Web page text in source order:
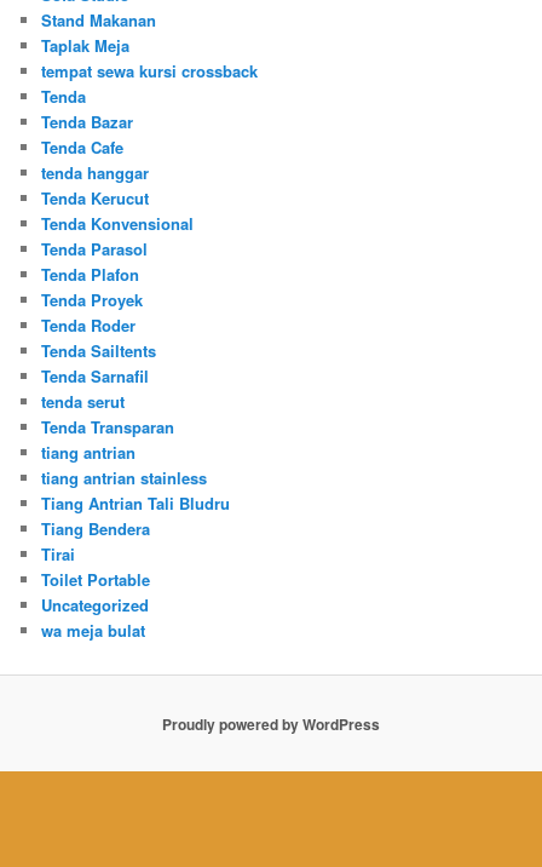
Stand Makanan
Taplak Meja
tempat sewa kursi crossback
Tenda
Tenda Bazar
Tenda Cafe
tenda hanggar
Tenda Kerucut
Tenda Konvensional
Tenda Parasol
Tenda Plafon
Tenda Proyek
Tenda Roder
Tenda Sailtents
Tenda Sarnafil
tenda serut
Tenda Transparan
tiang antrian
tiang antrian stainless
Tiang Antrian Tali Bludru
Tiang Bendera
Tirai
Toilet Portable
Uncategorized
wa meja bulat
Proudly powered by WordPress